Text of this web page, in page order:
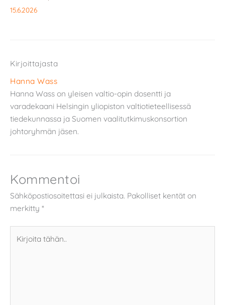
15.6.2026
Kirjoittajasta
Hanna Wass
Hanna Wass on yleisen valtio-opin dosentti ja
varadekaani Helsingin yliopiston valtiotieteellisessä
tiedekunnassa ja Suomen vaalitutkimuskonsortion
johtoryhmän jäsen.
Kommentoi
Sähköpostiosoitettasi ei julkaista. Pakolliset kentät on
merkitty *
tähän..